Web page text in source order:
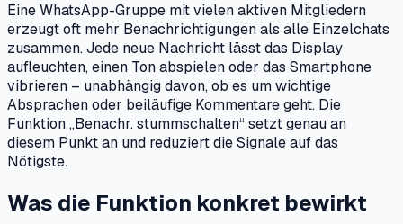
Eine WhatsApp-Gruppe mit vielen aktiven Mitgliedern
erzeugt oft mehr Benachrichtigungen als alle Einzelchats
zusammen. Jede neue Nachricht lässt das Display
aufleuchten, einen Ton abspielen oder das Smartphone
vibrieren – unabhängig davon, ob es um wichtige
Absprachen oder beiläufige Kommentare geht. Die
Funktion „Benachr. stummschalten“ setzt genau an
diesem Punkt an und reduziert die Signale auf das
Nötigste.
Was die Funktion konkret bewirkt